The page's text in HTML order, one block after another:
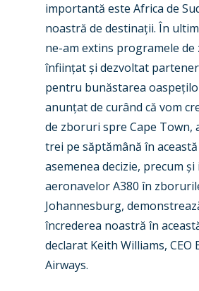
importantă este Africa de
noastră de destinații. În
ne-am extins programele de
înființat și dezvoltat
pentru bunăstarea
anunțat de curând că vom
de zboruri spre Cape Town,
trei pe săptămână în
asemenea decizie, precum
aeronavelor A380 în
Johannesburg,
încrederea noastră în
declarat Keith Williams, CEO
Airways.